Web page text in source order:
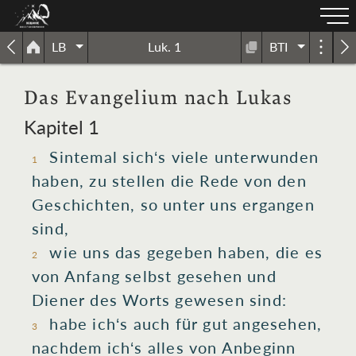
LB Luk. 1 BTI
Das Evangelium nach Lukas
Kapitel 1
1 Sintemal sich‘s viele unterwunden
haben, zu stellen die Rede von den
Geschichten, so unter uns ergangen
sind,
2 wie uns das gegeben haben, die es
von Anfang selbst gesehen und
Diener des Worts gewesen sind:
3 habe ich‘s auch für gut angesehen,
nachdem ich‘s alles von Anbeginn